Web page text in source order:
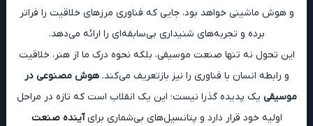
و هوش ماشینی خواهد بود، جایی که فناوری مرزهای خلاقیت را فراتر
برده و تجربه‌های شنیداری بی‌سابقه‌ای را ارائه می‌دهد.
این تحول نه تنها صنعت موسیقی، بلکه نحوه درک ما از هنر، خلاقیت
و رابطه انسان با فناوری را نیز بازتعریف می‌کند.هوش مصنوعی در
موسیقی یک پدیده گذرا نیست؛ این یک انقلاب است که تازه در مراحل
اولیه خود قرار دارد و پتانسیل‌های بی‌شماری برایآینده صنعت